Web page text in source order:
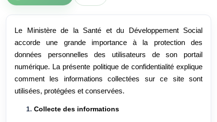
Le Ministère de la Santé et du Développement Social
accorde une grande importance à la protection des
données personnelles des utilisateurs de son portail
numérique. La présente politique de confidentialité explique
comment les informations collectées sur ce site sont
utilisées, protégées et conservées.
Collecte des informations